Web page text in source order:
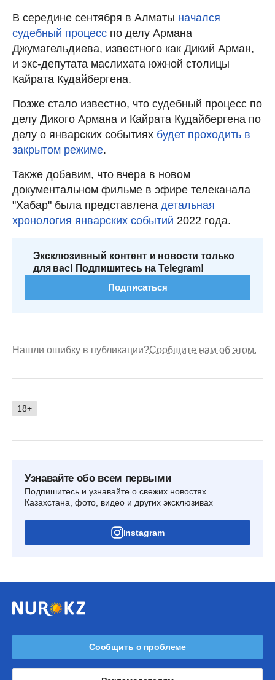
В середине сентября в Алматы начался
судебный процесс по делу Армана
Джумагельдиева, известного как Дикий Арман,
и экс-депутата маслихата южной столицы
Кайрата Кудайбергена.
Позже стало известно, что судебный процесс по
делу Дикого Армана и Кайрата Кудайбергена по
делу о январских событиях будет проходить в
закрытом режиме.
Также добавим, что вчера в новом
документальном фильме в эфире телеканала
"Хабар" была представлена детальная
хронология январских событий 2022 года.
Эксклюзивный контент и новости только
для вас! Подпишитесь на Telegram!
Подписаться
Нашли ошибку в публикации?Сообщите нам об этом.
18+
Узнавайте обо всем первыми
Подпишитесь и узнавайте о свежих новостях
Казахстана, фото, видео и других эксклюзивах
Instagram
Сообщить о проблеме